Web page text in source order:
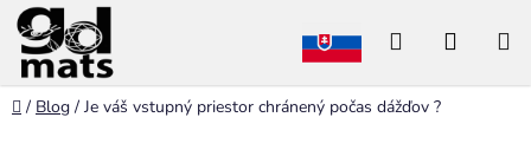
Prejsť
na
obsah
Hľadať
Domov
/ Blog / Je váš vstupný priestor chránený počas dážďov ?